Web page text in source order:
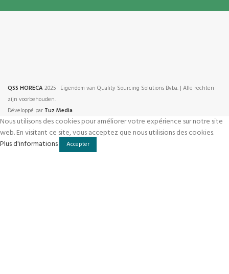
QSS HORECA 2025 Eigendom van Quality Sourcing Solutions Bvba. | Alle rechten
zijn voorbehouden.
Développé par Tuz Media.
Nous utilisons des cookies pour améliorer votre expérience sur notre site
web. En visitant ce site, vous acceptez que nous utilisions des cookies.
Plus d'informations Plus
d'informations
Accepter